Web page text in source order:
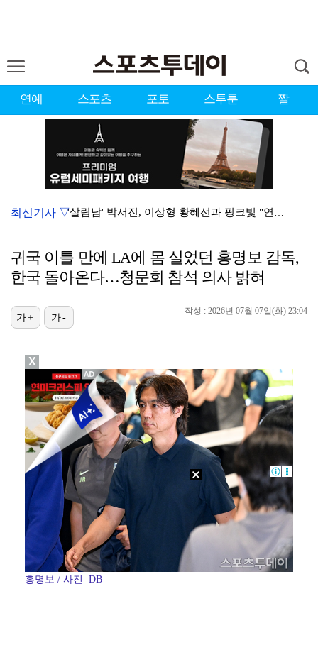
연예 스포츠 포토 스투툰 짤
'살림남' 박서진, 이상형 황혜선과 핑크빛 "연락처 드…
[ST포토] 김민주, 여유로운 표정
[ST포토] 강채연-장은수-서어진, 승리의 브이
[ST포토] 신다인, 역전 기대하세요
[ST포토] 유현조-박민지-이지현3, 최종 라운드 출발…
대한축구협회 '심판 성접대' 논란에…서경덕 교수 "외신…
[ST포토] 박민지-이지현3, 최종 라운드 출발
최신기사 ▽
귀국 이틀 만에 LA에 몸 실었던 홍명보 감독,
한국 돌아온다…청문회 참석 의사 밝혀
작성 : 2026년 07월 07일(화) 23:04
가+ 가-
홍명보 / 사진=DB
X